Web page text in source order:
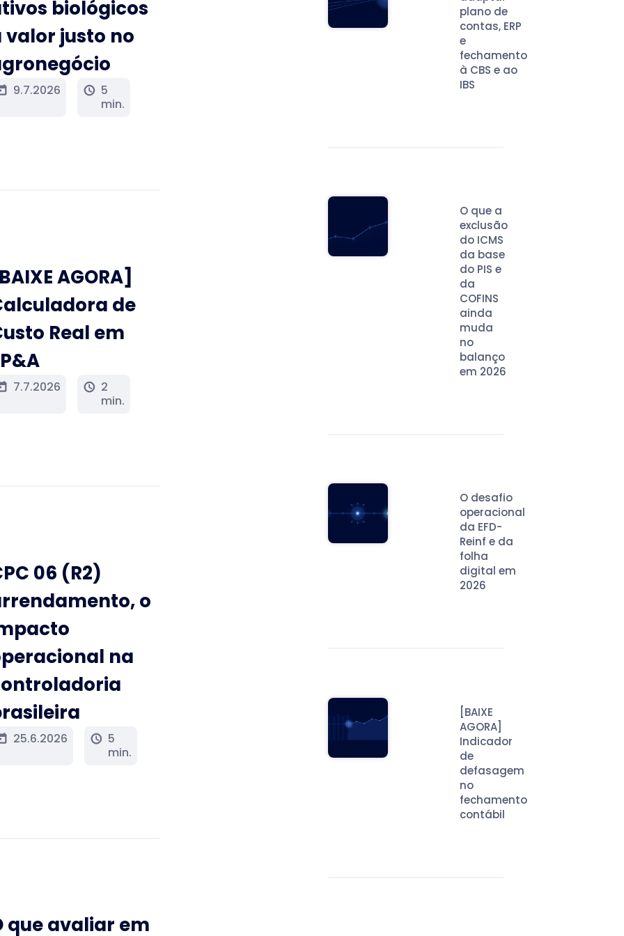
biológicos
valor justo no
9.7.2026 schedule 5
min.
AGORA]
de
Real em
7.7.2026 schedule 2
min.
06 (R2)
o
na
25.6.2026 schedule 5
min.
que avaliar em
plano de
contas, ERP
e
fechamento
à CBS e ao
IBS
O que a
exclusão
do ICMS
da base
do PIS e
da
COFINS
ainda
muda
no
balanço
em 2026
O desafio
operacional
da EFD-
Reinf e da
folha
digital em
2026
[BAIXE
AGORA]
Indicador
de
defasagem
no
fechamento
contábil